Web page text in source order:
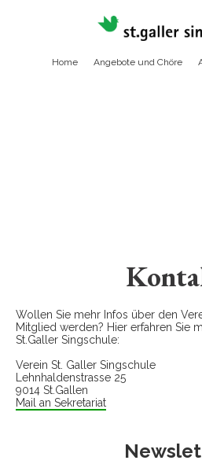
Home Angebote und Chöre
Wollen Sie mehr Infos über den
Mitglied werden? Hier erfahren Sie
St.Galler Singschule:
Verein St. Galler Singschule
Lehnhaldenstrasse 25
9014 St.Gallen
Mail an Sekretariat